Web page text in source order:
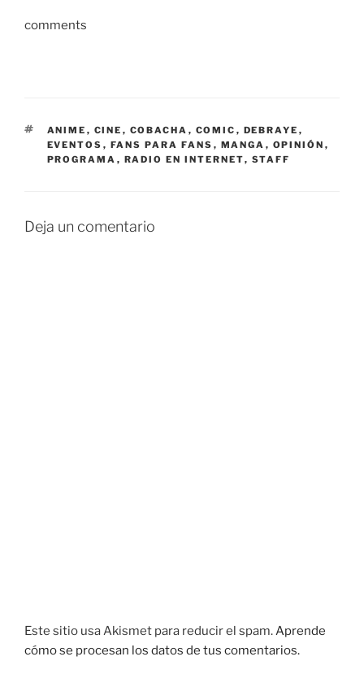
comments
ETIQUETAS
ANIME , CINE , COBACHA , COMIC , DEBRAYE ,
EVENTOS , FANS PARA FANS , MANGA , OPINIÓN ,
PROGRAMA , RADIO EN INTERNET, STAFF
Deja un comentario
Este sitio usa Akismet para reducir el spam. Aprende
cómo se procesan los datos de tus comentarios.